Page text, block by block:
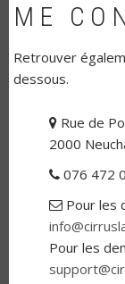
ME
Retrouver
dessous.
a
d
e
s
Rue de
2000
p
o
n
e
076 472
e
a
i
Pour les
Pour les